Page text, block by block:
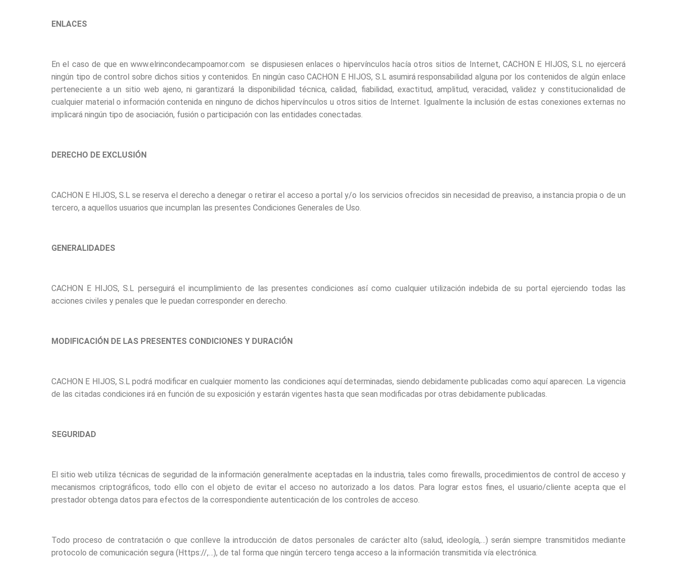
ENLACES
En el caso de que en www.elrincondecampoamor.com se dispusiesen enlaces o hipervínculos hacía otros sitios de Internet, CACHON E HIJOS, S.L no ejercerá
ningún tipo de control sobre dichos sitios y contenidos. En ningún caso CACHON E HIJOS, S.L asumirá responsabilidad alguna por los contenidos de algún enlace
perteneciente a un sitio web ajeno, ni garantizará la disponibilidad técnica, calidad, fiabilidad, exactitud, amplitud, veracidad, validez y constitucionalidad de
cualquier material o información contenida en ninguno de dichos hipervínculos u otros sitios de Internet. Igualmente la inclusión de estas conexiones externas no
implicará ningún tipo de asociación, fusión o participación con las entidades conectadas.
DERECHO DE EXCLUSIÓN
CACHON E HIJOS, S.L se reserva el derecho a denegar o retirar el acceso a portal y/o los servicios ofrecidos sin necesidad de preaviso, a instancia propia o de un
tercero, a aquellos usuarios que incumplan las presentes Condiciones Generales de Uso.
GENERALIDADES
CACHON E HIJOS, S.L perseguirá el incumplimiento de las presentes condiciones así como cualquier utilización indebida de su portal ejerciendo todas las
acciones civiles y penales que le puedan corresponder en derecho.
MODIFICACIÓN DE LAS PRESENTES CONDICIONES Y DURACIÓN
CACHON E HIJOS, S.L podrá modificar en cualquier momento las condiciones aquí determinadas, siendo debidamente publicadas como aquí aparecen. La vigencia
de las citadas condiciones irá en función de su exposición y estarán vigentes hasta que sean modificadas por otras debidamente publicadas.
SEGURIDAD
El sitio web utiliza técnicas de seguridad de la información generalmente aceptadas en la industria, tales como firewalls, procedimientos de control de acceso y
mecanismos criptográficos, todo ello con el objeto de evitar el acceso no autorizado a los datos. Para lograr estos fines, el usuario/cliente acepta que el
prestador obtenga datos para efectos de la correspondiente autenticación de los controles de acceso.
Todo proceso de contratación o que conlleve la introducción de datos personales de carácter alto (salud, ideología,…) serán siempre transmitidos mediante
protocolo de comunicación segura (Https://,…), de tal forma que ningún tercero tenga acceso a la información transmitida vía electrónica.